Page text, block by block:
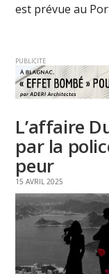
est prévue au
PUBLICITE
L’affaire
par la
peur
15 AVRIL 2025